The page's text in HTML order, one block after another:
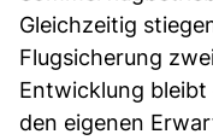
Gleichzeitig
Flugsicherung
Entwicklung
den eigenen